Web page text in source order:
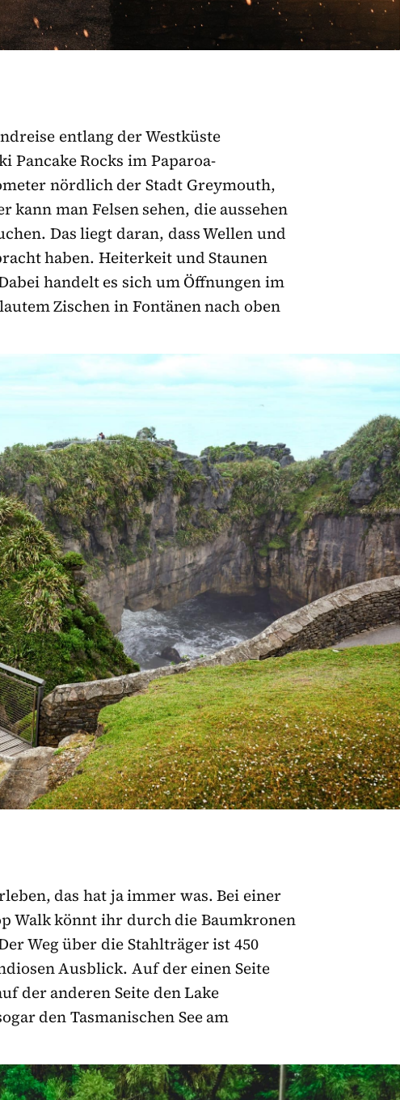
entlang der Westküste
Pancake Rocks im Paparoa-
nördlich der Stadt Greymouth,
kann man Felsen sehen, die aussehen
Das liegt daran, dass Wellen und
haben. Heiterkeit und Staunen
handelt es sich um Öffnungen im
Zischen in Fontänen nach oben
das hat ja immer was. Bei einer
Walk könnt ihr durch die Baumkronen
Weg über die Stahlträger ist 450
Ausblick. Auf der einen Seite
der anderen Seite den Lake
den Tasmanischen See am